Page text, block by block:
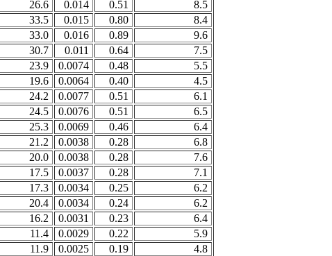
26.6 0.014 0.51
8.5
33.5 0.015 0.80
8.4
33.0 0.016 0.89
9.6
30.7 0.011 0.64
7.5
23.9 0.0074 0.48
5.5
19.6 0.0064 0.40
4.5
24.2 0.0077 0.51
6.1
24.5 0.0076 0.51
6.5
25.3 0.0069 0.46
6.4
21.2 0.0038 0.28
6.8
20.0 0.0038 0.28
7.6
17.5 0.0037 0.28
7.1
17.3 0.0034 0.25
6.2
20.4 0.0034 0.24
6.2
16.2 0.0031 0.23
6.4
11.4 0.0029 0.22
5.9
11.9 0.0025 0.19
4.8